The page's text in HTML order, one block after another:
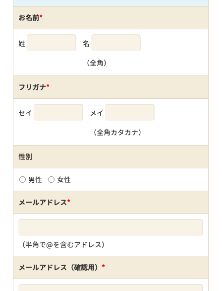
お名前*
姓 名
（全角）
フリガナ*
セイ メイ
（全角カタカナ）
性別
男性 女性
メールアドレス*
（半角で@を含むアドレス）
メールアドレス（確認用） *